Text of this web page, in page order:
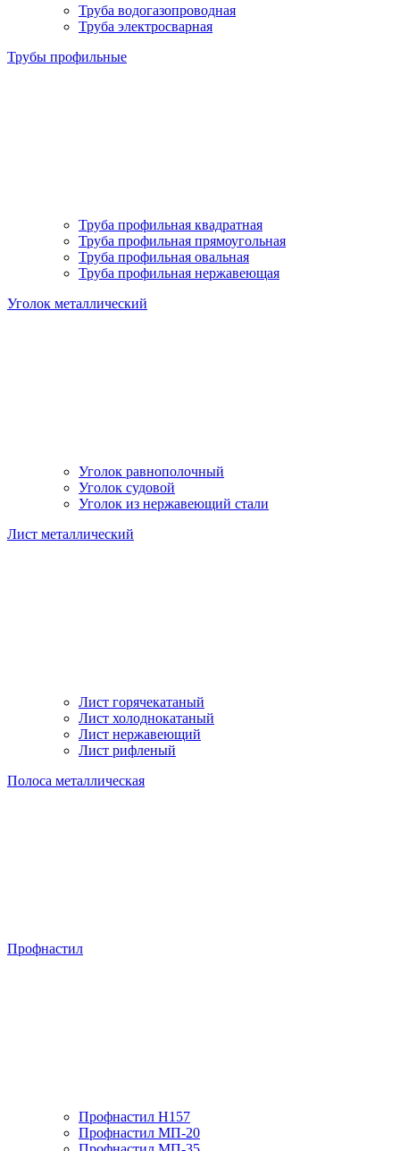
Труба водогазопроводная
Труба электросварная
Трубы профильные
Труба профильная квадратная
Труба профильная прямоугольная
Труба профильная овальная
Труба профильная нержавеющая
Уголок металлический
Уголок равнополочный
Уголок судовой
Уголок из нержавеющий стали
Лист металлический
Лист горячекатаный
Лист холоднокатаный
Лист нержавеющий
Лист рифленый
Полоса металлическая
Профнастил
Профнастил H157
Профнастил МП-20